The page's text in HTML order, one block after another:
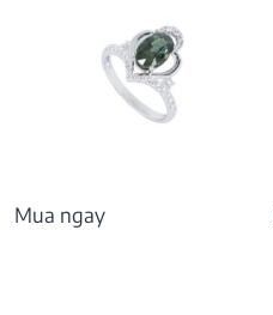
Mua ngay